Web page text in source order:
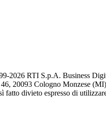
2026 RTI S.p.A. Business
20093 Cologno Monzese (MI)
fatto divieto espresso di